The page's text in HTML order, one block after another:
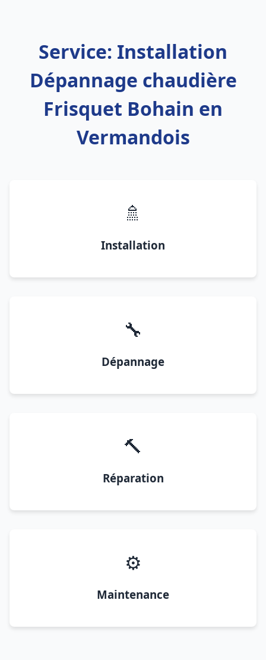
Service: Installation
Dépannage chaudière
Frisquet Bohain en
Vermandois
🚿
Installation
🔧
Dépannage
🔨
Réparation
⚙️
Maintenance